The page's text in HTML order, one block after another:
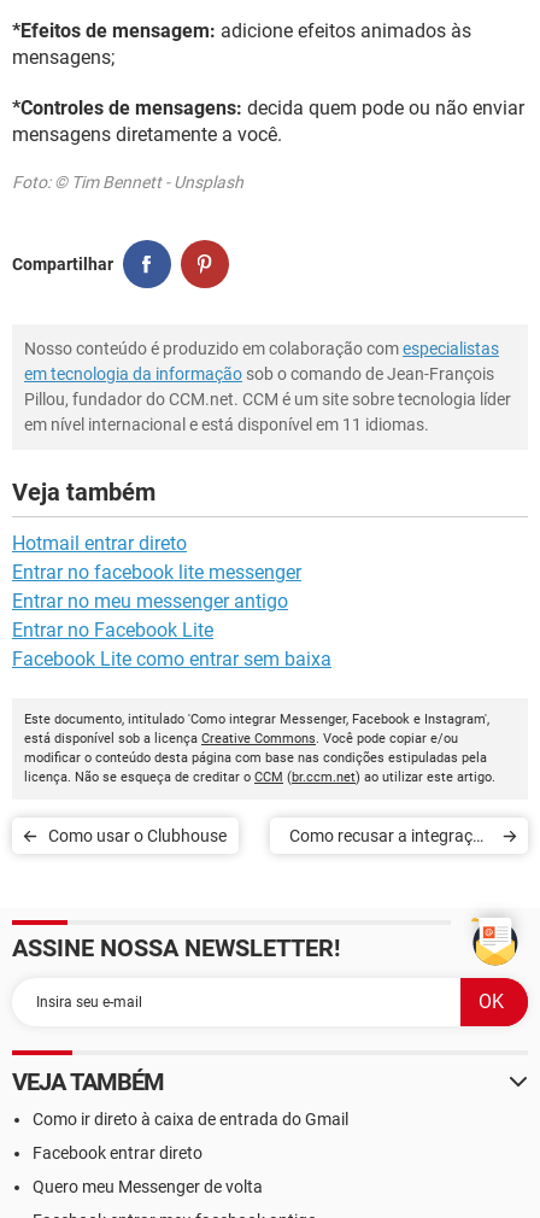
*Efeitos de mensagem: adicione efeitos animados às
mensagens;
*Controles de mensagens: decida quem pode ou não enviar
mensagens diretamente a você.
Foto: © Tim Bennett - Unsplash
Compartilhar
Nosso conteúdo é produzido em colaboração comespecialistas
em tecnologia da informação sob o comando de Jean-François
Pillou, fundador do CCM.net. CCM é um site sobre tecnologia líder
em nível internacional e está disponível em 11 idiomas.
Veja também
Hotmail entrar direto
Entrar no facebook lite messenger
Entrar no meu messenger antigo
Entrar no Facebook Lite
Facebook Lite como entrar sem baixa
Este documento, intitulado 'Como integrar Messenger, Facebook e Instagram',
está disponível sob a licença Creative Commons. Você pode copiar e/ou
modificar o conteúdo desta página com base nas condições estipuladas pela
licença. Não se esqueça de creditar o CCM (br.ccm.net) ao utilizar este artigo.
Como usar o Clubhouse
Como recusar a integração
Facebook Messenger e
Instagram
ASSINE NOSSA NEWSLETTER!
VEJA TAMBÉM
Como ir direto à caixa de entrada do Gmail
Facebook entrar direto
Quero meu Messenger de volta